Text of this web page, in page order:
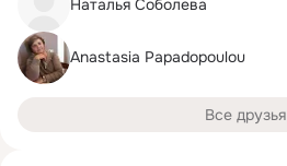
Anastasia Papadopoulou
Все друзья